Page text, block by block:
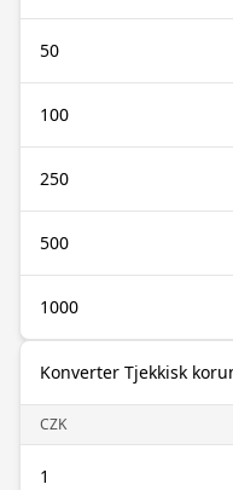
50
100
250
500
1000
Konverter Tjekkisk
CZK
1